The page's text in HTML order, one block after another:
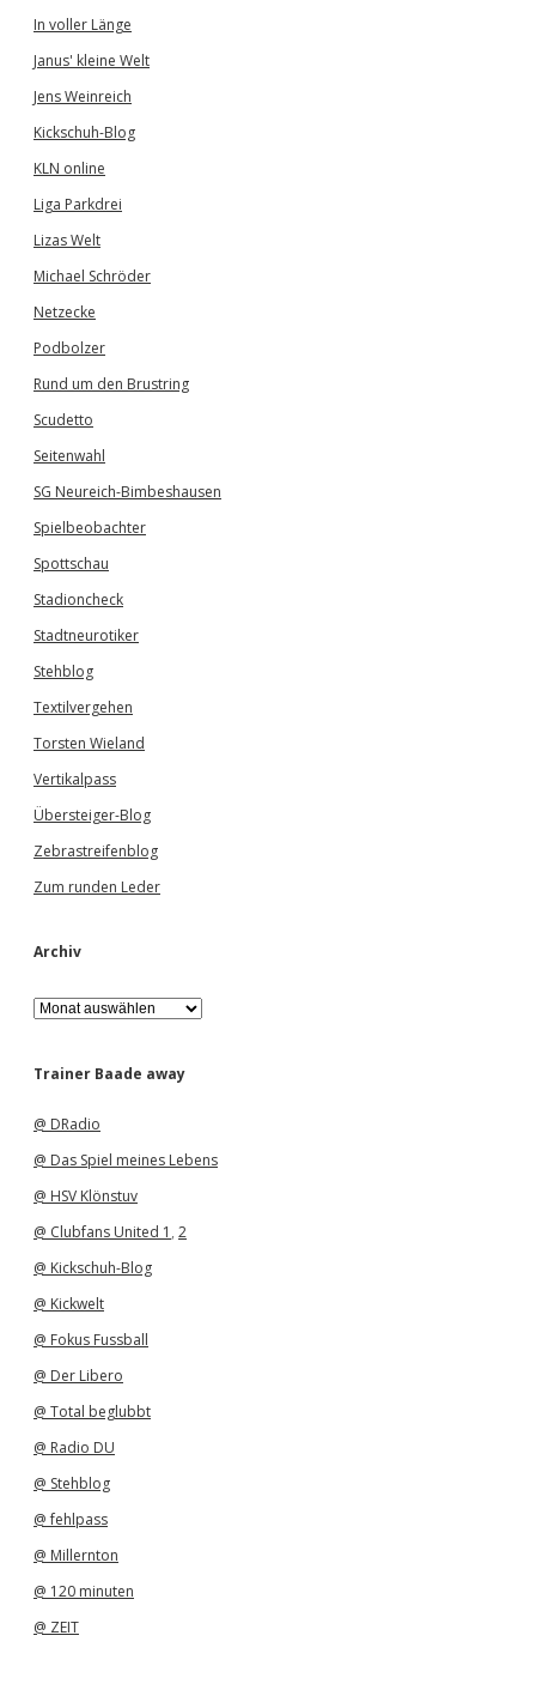
In voller Länge
Janus' kleine Welt
Jens Weinreich
Kickschuh-Blog
KLN online
Liga Parkdrei
Lizas Welt
Michael Schröder
Netzecke
Podbolzer
Rund um den Brustring
Scudetto
Seitenwahl
SG Neureich-Bimbeshausen
Spielbeobachter
Spottschau
Stadioncheck
Stadtneurotiker
Stehblog
Textilvergehen
Torsten Wieland
Vertikalpass
Übersteiger-Blog
Zebrastreifenblog
Zum runden Leder
Archiv
A
r
h
Trainer Baade away
@ DRadio
@ Das Spiel meines Lebens
@ HSV Klönstuv
@ Clubfans United 1 , 2
@ Kickschuh-Blog
@ Kickwelt
@ Fokus Fussball
@ Der Libero
@ Total beglubbt
@ Radio DU
@ Stehblog
@ fehlpass
@ Millernton
@ 120 minuten
@ ZEIT